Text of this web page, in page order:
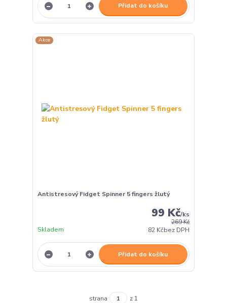
Přidat do košíku
Akce
Antistresový Fidget Spinner 5 fingers žlutý
269 Kč
99 Kč/ks
82 Kčbez DPH
Skladem
Přidat do košíku
strana z 1